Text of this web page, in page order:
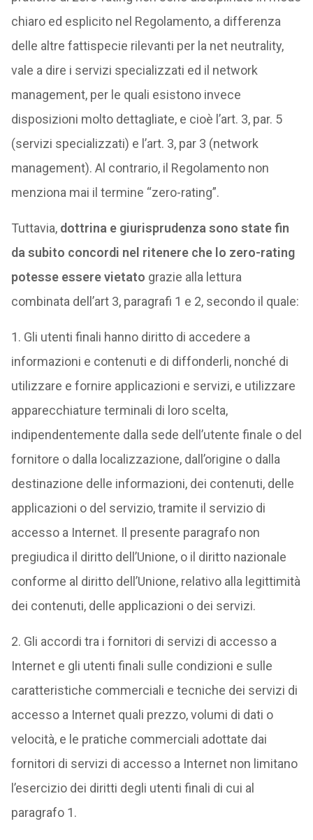
chiaro ed esplicito nel Regolamento, a differenza
delle altre fattispecie rilevanti per la net neutrality,
vale a dire i servizi specializzati ed il network
management, per le quali esistono invece
disposizioni molto dettagliate, e cioè l’art. 3, par. 5
(servizi specializzati) e l’art. 3, par 3 (network
management). Al contrario, il Regolamento non
menziona mai il termine “zero-rating”.
Tuttavia, dottrina e giurisprudenza sono state fin
da subito concordi nel ritenere che lo zero-rating
potesse essere vietato grazie alla lettura
combinata dell’art 3, paragrafi 1 e 2, secondo il quale:
1. Gli utenti finali hanno diritto di accedere a
informazioni e contenuti e di diffonderli, nonché di
utilizzare e fornire applicazioni e servizi, e utilizzare
apparecchiature terminali di loro scelta,
indipendentemente dalla sede dell’utente finale o del
fornitore o dalla localizzazione, dall’origine o dalla
destinazione delle informazioni, dei contenuti, delle
applicazioni o del servizio, tramite il servizio di
accesso a Internet. Il presente paragrafo non
pregiudica il diritto dell’Unione, o il diritto nazionale
conforme al diritto dell’Unione, relativo alla legittimità
dei contenuti, delle applicazioni o dei servizi.
2. Gli accordi tra i fornitori di servizi di accesso a
Internet e gli utenti finali sulle condizioni e sulle
caratteristiche commerciali e tecniche dei servizi di
accesso a Internet quali prezzo, volumi di dati o
velocità, e le pratiche commerciali adottate dai
fornitori di servizi di accesso a Internet non limitano
l’esercizio dei diritti degli utenti finali di cui al
paragrafo 1.